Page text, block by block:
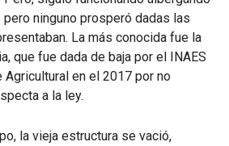
ninguno prosperó dadas las
La más conocida fue la
que fue dada de baja por el INAES
en el 2017 por no
a la ley.
la vieja estructura se vació,